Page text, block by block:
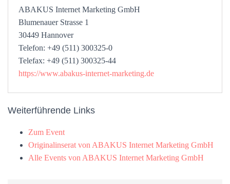
ABAKUS Internet Marketing GmbH
Blumenauer Strasse 1
30449 Hannover
Telefon: +49 (511) 300325-0
Telefax: +49 (511) 300325-44
https://www.abakus-internet-marketing.de
Weiterführende Links
Zum Event
Originalinserat von ABAKUS Internet Marketing GmbH
Alle Events von ABAKUS Internet Marketing GmbH